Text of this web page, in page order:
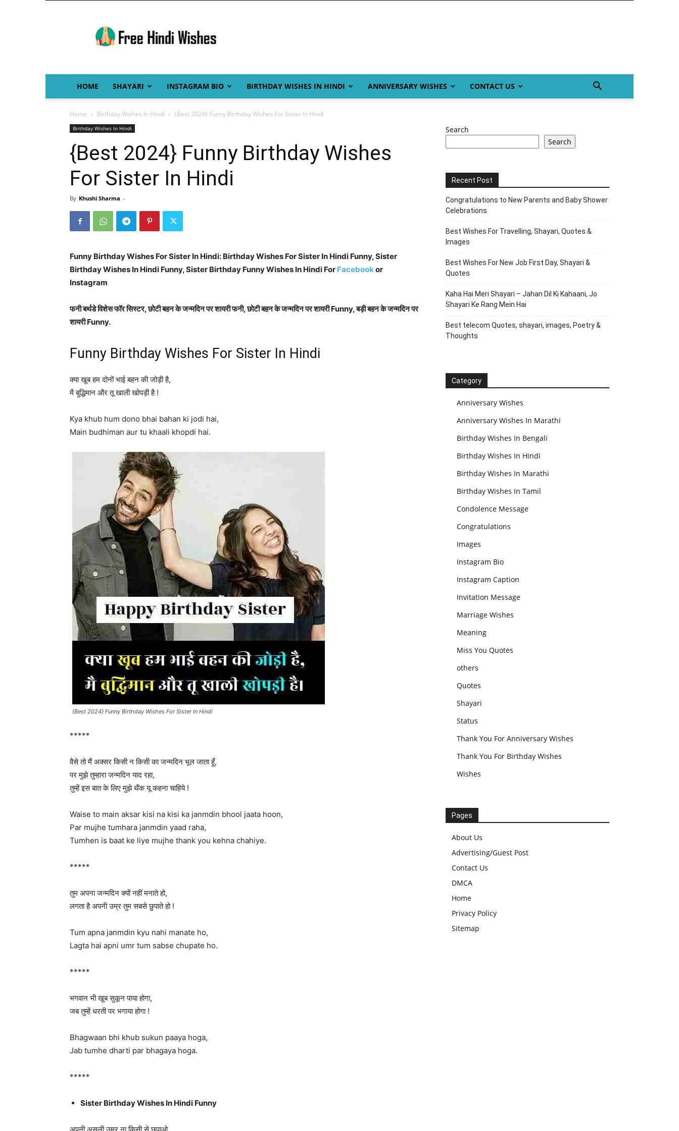
Hindi
Wishes
HOME SHAYARI INSTAGRAM BIO BIRTHDAY WISHES IN HINDI ANNIVERSARY WISHES CONTACT US
Home Birthday Wishes In Hindi {Best 2024} Funny Birthday Wishes For Sister In Hindi
Birthday Wishes In Hindi
{Best 2024} Funny Birthday Wishes
For Sister In Hindi
By Khushi Sharma -
Funny Birthday Wishes For Sister In Hindi: Birthday Wishes For Sister In Hindi Funny, Sister
Birthday Wishes In Hindi Funny, Sister Birthday Funny Wishes In Hindi For Facebookor
Instagram
फनी बर्थडे विशेस फॉर सिस्टर, छोटी बहन के जन्मदिन पर शायरी फनी, छोटी बहन के जन्मदिन पर शायरी Funny, बड़ी बहन के जन्मदिन पर
शायरी Funny.
Funny Birthday Wishes For Sister In Hindi
क्या खूब हम दोनों भाई बहन की जोड़ी है,
मै बुद्धिमान और तू खाली खोपड़ी है !
Kya khub hum dono bhai bahan ki jodi hai,
Main budhiman aur tu khaali khopdi hai.
{Best 2024} Funny Birthday Wishes For Sister In Hindi
*****
वैसे तो मैं अक्सर किसी न किसी का जन्मदिन भूल जाता हूँ,
पर मुझे तुम्हारा जन्मदिन याद रहा,
तुम्हें इस बात के लिए मुझे थैंक यू कहना चाहिये !
Waise to main aksar kisi na kisi ka janmdin bhool jaata hoon,
Par mujhe tumhara janmdin yaad raha,
Tumhen is baat ke liye mujhe thank you kehna chahiye.
*****
तुम अपना जन्मदिन क्यों नहीं मनाते हो,
लगता है अपनी उम्र तुम सबसे छुपाते हो !
Tum apna janmdin kyu nahi manate ho,
Lagta hai apni umr tum sabse chupate ho.
*****
भगवान भी खूब सुकून पाया होगा,
जब तुम्हें धरती पर भगाया होगा !
Bhagwaan bhi khub sukun paaya hoga,
Jab tumhe dharti par bhagaya hoga.
*****
Sister Birthday Wishes In Hindi Funny
Search
Search
Recent Post
Congratulations to New Parents and Baby Shower
Celebrations
Best Wishes For Travelling, Shayari, Quotes &
Images
Best Wishes For New Job First Day, Shayari &
Quotes
Kaha Hai Meri Shayari – Jahan Dil Ki Kahaani, Jo
Shayari Ke Rang Mein Hai
Best telecom Quotes, shayari, images, Poetry &
Thoughts
Category
Anniversary Wishes
Anniversary Wishes In Marathi
Birthday Wishes In Bengali
Birthday Wishes In Hindi
Birthday Wishes In Marathi
Birthday Wishes In Tamil
Condolence Message
Congratulations
Images
Instagram Bio
Instagram Caption
Invitation Message
Marriage Wishes
Meaning
Miss You Quotes
others
Quotes
Shayari
Status
Thank You For Anniversary Wishes
Thank You For Birthday Wishes
Wishes
Pages
About Us
Advertising/Guest Post
Contact Us
DMCA
Home
Privacy Policy
Sitemap